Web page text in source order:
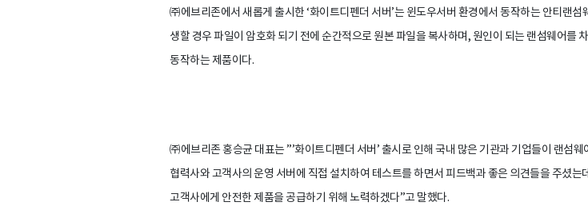
㈜에브리존에서 새롭게 출시한 ‘화이트디펜더 서버’는 윈도우서버 환경에서 동작하는 안티랜
생할 경우 파일이 암호화 되기 전에 순간적으로 원본 파일을 복사하며, 원인이 되는 랜섬웨어를
동작하는 제품이다.
㈜에브리존 홍승균 대표는 ”’화이트디펜더 서버’ 출시로 인해 국내 많은 기관과 기업들이 랜섬
협력사와 고객사의 운영 서버에 직접 설치하여 테스트를 하면서 피드백과 좋은 의견들을 주셨
고객사에게 안전한 제품을 공급하기 위해 노력하겠다”고 말했다.